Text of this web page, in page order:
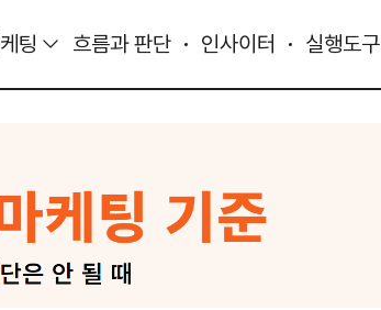
팅 흐름과 판단 인사이터 실행도구